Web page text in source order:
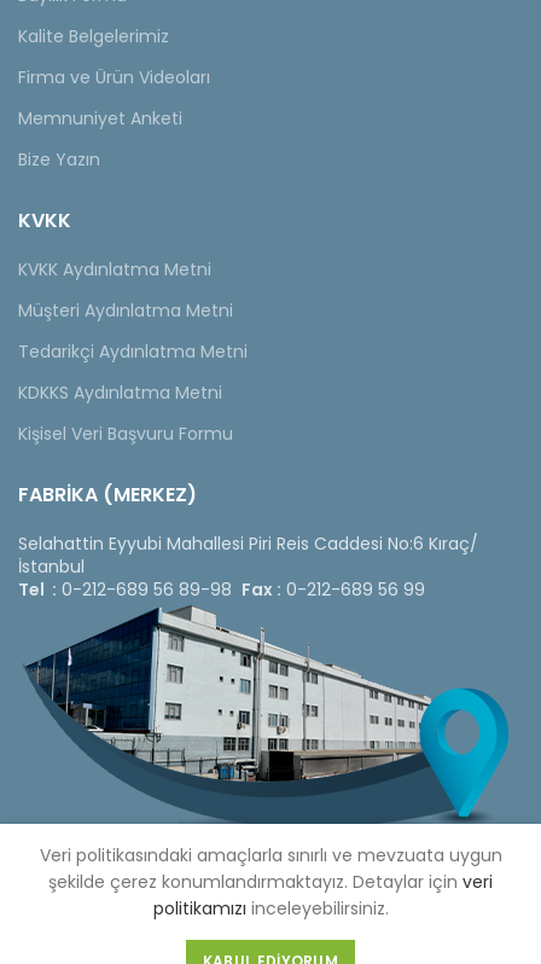
Kalite Belgelerimiz
Firma ve Ürün Videoları
Memnuniyet Anketi
Bize Yazın
KVKK
KVKK Aydınlatma Metni
Müşteri Aydınlatma Metni
Tedarikçi Aydınlatma Metni
KDKKS Aydınlatma Metni
Kişisel Veri Başvuru Formu
FABRİKA (MERKEZ)
Selahattin Eyyubi Mahallesi Piri Reis Caddesi No:6 Kıraç/
İstanbul
Tel : 0-212-689 56 89-98 Fax : 0-212-689 56 99
Listesi
Veri politikasındaki amaçlarla sınırlı ve mevzuata uygun
şekilde çerez konumlandırmaktayız. Detaylar için veri
politikamızı inceleyebilirsiniz.